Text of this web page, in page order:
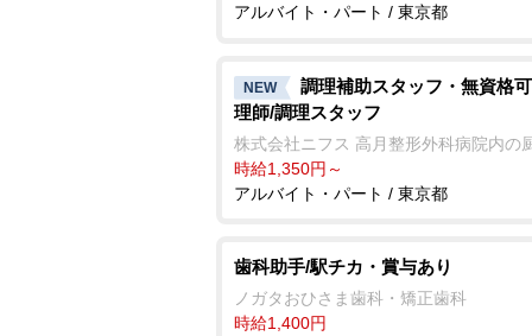
アルバイト・パート / 東京都
NEW
調理補助スタッフ・無資格
理師/調理スタッフ
株式会社ニフス 高月整形外科病院内の
時給1,350円～
アルバイト・パート / 東京都
歯科助手/駅チカ・賞与あり
ノガタおひさま歯科・矯正歯科
時給1,400円